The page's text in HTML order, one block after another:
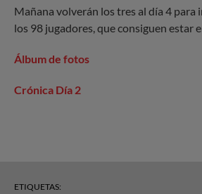
Mañana volverán los tres al día 4 para
los 98 jugadores, que consiguen estar
Álbum de fotos
Crónica Día 2
ETIQUETAS: